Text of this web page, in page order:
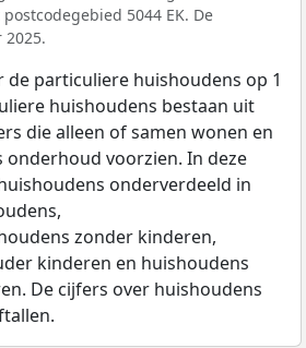
5044 EK. De
de particuliere huishoudens op 1
huishoudens bestaan uit
die alleen of samen wonen en
onderhoud voorzien. In deze
onderverdeeld in
zonder kinderen,
kinderen en huishoudens
De cijfers over huishoudens